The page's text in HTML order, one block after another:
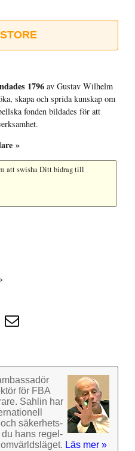
1796 av Gustav Wilhelm
skapa och sprida kunskap om
fonden bildades för att
»
att swisha Ditt bidrag till
för FBA
Sahlin har
säkerhets­
du hans regel­
Läs mer »